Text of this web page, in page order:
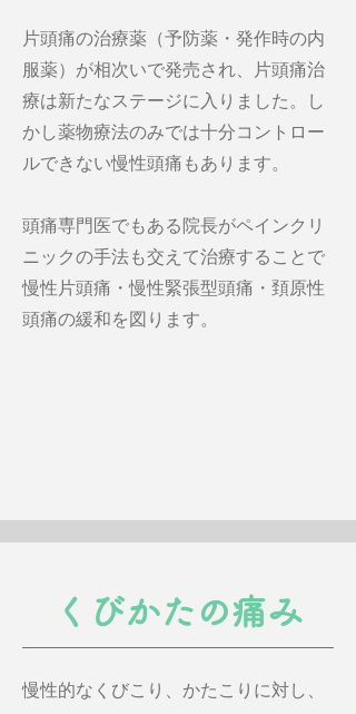
片頭痛の治療薬（予防薬・発作時の内
服薬）が相次いで発売され、片頭痛治
療は新たなステージに入りました。し
かし薬物療法のみでは十分コントロー
ルできない慢性頭痛もあります。
​頭痛専門医でもある院長がペインクリ
ニックの手法も交えて治療することで
慢性片頭痛・慢性緊張型頭痛・頚原性
頭痛の緩和を図ります。
くびかたの痛み
慢性的なくびこり、かたこりに対し、